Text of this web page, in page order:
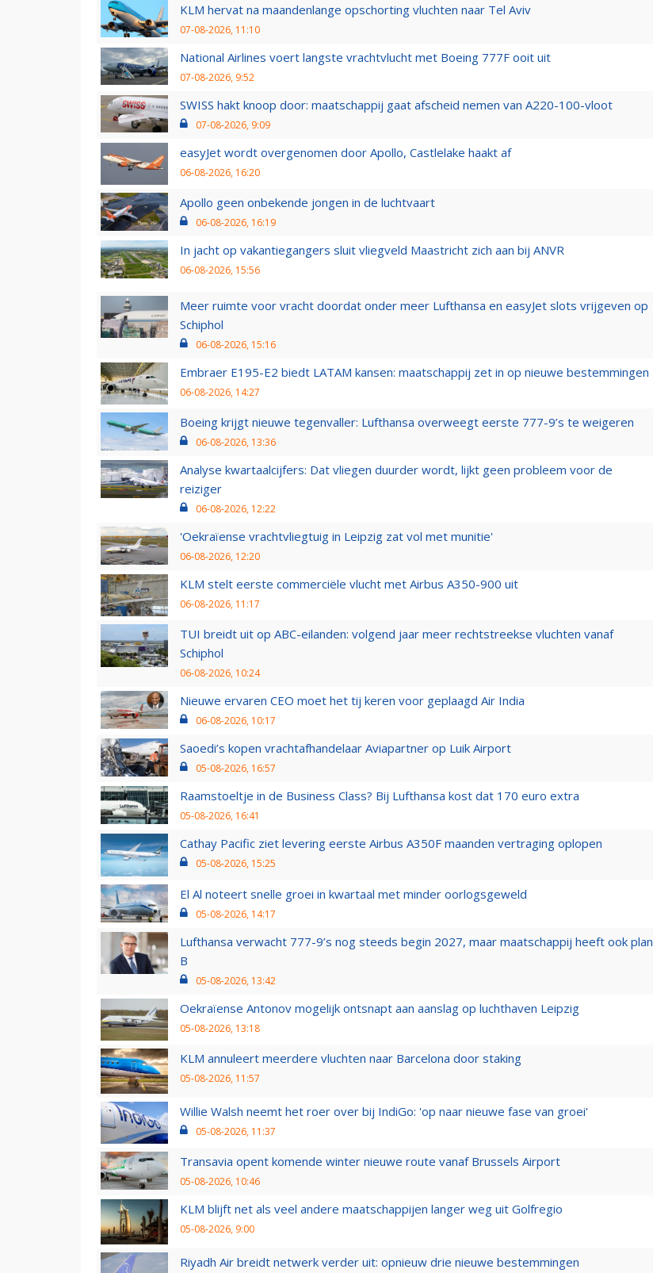
KLM hervat na maandenlange opschorting vluchten naar Tel Aviv
07-08-2026, 11:10
National Airlines voert langste vrachtvlucht met Boeing 777F ooit uit
07-08-2026, 9:52
SWISS hakt knoop door: maatschappij gaat afscheid nemen van A220-100-vloot
07-08-2026, 9:09
easyJet wordt overgenomen door Apollo, Castlelake haakt af
06-08-2026, 16:20
Apollo geen onbekende jongen in de luchtvaart
06-08-2026, 16:19
In jacht op vakantiegangers sluit vliegveld Maastricht zich aan bij ANVR
06-08-2026, 15:56
Meer ruimte voor vracht doordat onder meer Lufthansa en easyJet slots vrijgeven op
Schiphol
06-08-2026, 15:16
Embraer E195-E2 biedt LATAM kansen: maatschappij zet in op nieuwe bestemmingen
06-08-2026, 14:27
Boeing krijgt nieuwe tegenvaller: Lufthansa overweegt eerste 777-9’s te weigeren
06-08-2026, 13:36
Analyse kwartaalcijfers: Dat vliegen duurder wordt, lijkt geen probleem voor de
reiziger
06-08-2026, 12:22
'Oekraïense vrachtvliegtuig in Leipzig zat vol met munitie'
06-08-2026, 12:20
KLM stelt eerste commerciële vlucht met Airbus A350-900 uit
06-08-2026, 11:17
TUI breidt uit op ABC-eilanden: volgend jaar meer rechtstreekse vluchten vanaf
Schiphol
06-08-2026, 10:24
Nieuwe ervaren CEO moet het tij keren voor geplaagd Air India
06-08-2026, 10:17
Saoedi’s kopen vrachtafhandelaar Aviapartner op Luik Airport
05-08-2026, 16:57
Raamstoeltje in de Business Class? Bij Lufthansa kost dat 170 euro extra
05-08-2026, 16:41
Cathay Pacific ziet levering eerste Airbus A350F maanden vertraging oplopen
05-08-2026, 15:25
El Al noteert snelle groei in kwartaal met minder oorlogsgeweld
05-08-2026, 14:17
Lufthansa verwacht 777-9’s nog steeds begin 2027, maar maatschappij heeft ook plan
B
05-08-2026, 13:42
Oekraïense Antonov mogelijk ontsnapt aan aanslag op luchthaven Leipzig
05-08-2026, 13:18
KLM annuleert meerdere vluchten naar Barcelona door staking
05-08-2026, 11:57
Willie Walsh neemt het roer over bij IndiGo: 'op naar nieuwe fase van groei'
05-08-2026, 11:37
Transavia opent komende winter nieuwe route vanaf Brussels Airport
05-08-2026, 10:46
KLM blijft net als veel andere maatschappijen langer weg uit Golfregio
05-08-2026, 9:00
Riyadh Air breidt netwerk verder uit: opnieuw drie nieuwe bestemmingen